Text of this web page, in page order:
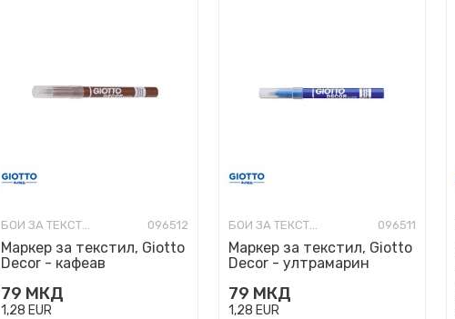
БОИ ЗА ТЕКСТИЛ 096512
Маркер за текстил, Giotto
Decor - кафеав
79 МКД
1,28 EUR
БОИ ЗА ТЕКСТИЛ 096511
Маркер за текстил, Giotto
Decor - ултрамарин
79 МКД
1,28 EUR